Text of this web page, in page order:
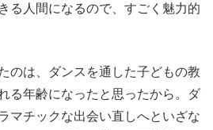
る人間になるので、すごく魅力的
のは、ダンスを通した子どもの教
る年齢になったと思ったから。ダ
マチックな出会い直しへといざな